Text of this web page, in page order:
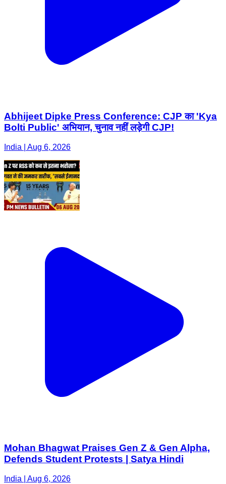
Abhijeet Dipke Press Conference: CJP का 'Kya
Bolti Public' अभियान, चुनाव नहीं लड़ेगी CJP!
India | Aug 6, 2026
Mohan Bhagwat Praises Gen Z & Gen Alpha,
Defends Student Protests | Satya Hindi
India | Aug 6, 2026